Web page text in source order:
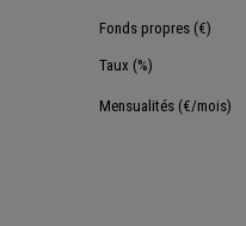
Fonds propres (€)
Taux (%)
Mensualités (€/mois)